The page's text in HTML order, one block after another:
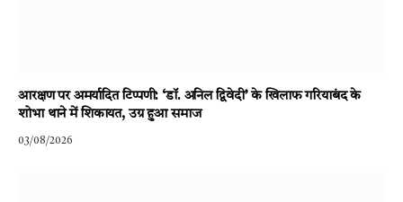
आरक्षण पर अमर्यादित टिप्पणी: ‘डॉ. अनिल द्विवेदी’ के खिलाफ गरियाबंद के
शोभा थाने में शिकायत, उग्र हुआ समाज
03/08/2026